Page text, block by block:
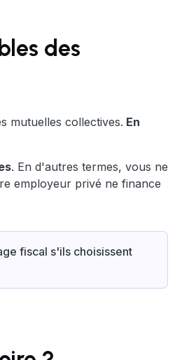
des
mutuelles collectives. En
. En d'autres termes, vous ne
employeur privé ne finance
fiscal s'ils choisissent